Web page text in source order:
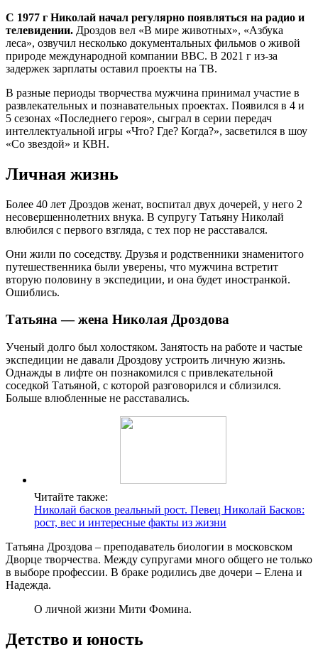
С 1977 г Николай начал регулярно появляться на радио и
телевидении. Дроздов вел «В мире животных», «Азбука
леса», озвучил несколько документальных фильмов о живой
природе международной компании ВВС. В 2021 г из-за
задержек зарплаты оставил проекты на ТВ.
В разные периоды творчества мужчина принимал участие в
развлекательных и познавательных проектах. Появился в 4 и
5 сезонах «Последнего героя», сыграл в серии передач
интеллектуальной игры «Что? Где? Когда?», засветился в шоу
«Со звездой» и КВН.
Личная жизнь
Более 40 лет Дроздов женат, воспитал двух дочерей, у него 2
несовершеннолетних внука. В супругу Татьяну Николай
влюбился с первого взгляда, с тех пор не расставался.
Они жили по соседству. Друзья и родственники знаменитого
путешественника были уверены, что мужчина встретит
вторую половину в экспедиции, и она будет иностранкой.
Ошиблись.
Татьяна — жена Николая Дроздова
Ученый долго был холостяком. Занятость на работе и частые
экспедиции не давали Дроздову устроить личную жизнь.
Однажды в лифте он познакомился с привлекательной
соседкой Татьяной, с которой разговорился и сблизился.
Больше влюбленные не расставались.
Читайте также:
Николай басков реальный рост. Певец Николай Басков:
рост, вес и интересные факты из жизни
Татьяна Дроздова – преподаватель биологии в московском
Дворце творчества. Между супругами много общего не только
в выборе профессии. В браке родились две дочери – Елена и
Надежда.
О личной жизни Мити Фомина.
Детство и юность